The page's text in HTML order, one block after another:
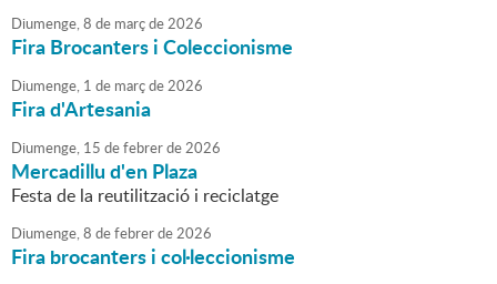
Diumenge,8 de marçde2026
Fira Brocanters i Coleccionisme
Diumenge, 1 de marçde2026
Fira d'Artesania
Diumenge, 15 defebrerde2026
Mercadillu d'en Plaza
Festa de la reutilització i reciclatge
Diumenge,8 defebrerde2026
Fira brocanters i col·leccionisme